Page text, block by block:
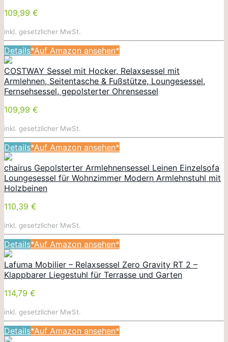
109,99 €
inkl. gesetzlicher MwSt.
Details*Auf Amazon ansehen*
COSTWAY Sessel mit Hocker, Relaxsessel mit
Armlehnen, Seitentasche & Fußstütze, Loungesessel,
Fernsehsessel, gepolsterter Ohrensessel
109,99 €
inkl. gesetzlicher MwSt.
Details*Auf Amazon ansehen*
chairus Gepolsterter Armlehnensessel Leinen Einzelsofa
Loungesessel für Wohnzimmer Modern Armlehnstuhl mit
Holzbeinen
110,39 €
inkl. gesetzlicher MwSt.
Details*Auf Amazon ansehen*
Lafuma Mobilier – Relaxsessel Zero Gravity RT 2 –
Klappbarer Liegestuhl für Terrasse und Garten
114,79 €
inkl. gesetzlicher MwSt.
Details*Auf Amazon ansehen*